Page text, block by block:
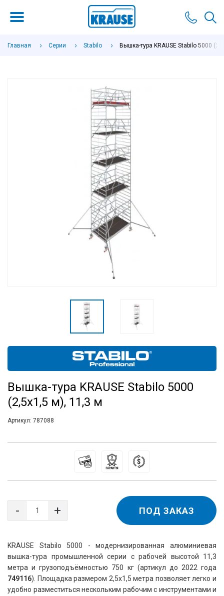
Главная Серии Stabilo Вышка-тура KRAUSE Stabilo 5000
Вышка-тура KRAUSE Stabilo 5000
(2,5х1,5 м), 11,3 м
Артикул: 787088
KRAUSE Stabilo 5000 - модернизированная алюминиевая
вышка-тура промышленной серии с рабочей высотой 11,3
749116). Площадка размером 2,5х1,5 метра позволяет легко и
удобно разместиться нескольким рабочим с инструментами и
ПОД ЗАКАЗ